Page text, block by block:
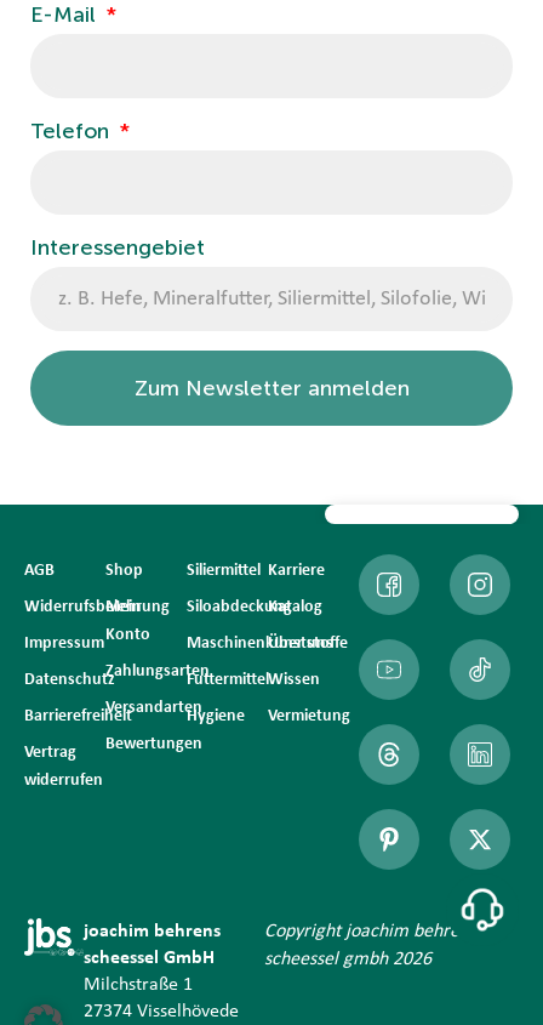
E-Mail
Telefon
Interessengebiet
Zum Newsletter anmelden
joachim behrens
scheessel GmbH
Milchstraße 1
27374 Visselhövede
Copyright joachim behrens
scheessel gmbh 2026
AGB
Widerrufsbelehrung
Impressum
Datenschutz
Barrierefreiheit
Vertrag
widerrufen
Shop
Mein
Konto
Zahlungsarten
Versandarten
Bewertungen
Siliermittel
Siloabdeckung
Maschinenkunststoffe
Futtermittel
Hygiene
Karriere
Katalog
Über uns
Wissen
Vermietung